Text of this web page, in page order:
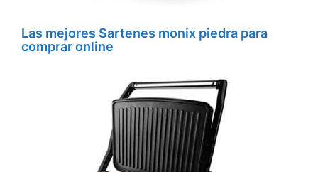
Las mejores Sartenes monix piedra para
comprar online